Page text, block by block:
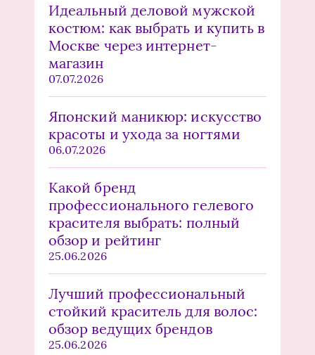
Идеальный деловой мужской
костюм: как выбрать и купить в
Москве через интернет-
магазин
07.07.2026
Японский маникюр: искусство
красоты и ухода за ногтями
06.07.2026
Какой бренд
профессионального гелевого
красителя выбрать: полный
обзор и рейтинг
25.06.2026
Лучший профессиональный
стойкий краситель для волос:
обзор ведущих брендов
25.06.2026